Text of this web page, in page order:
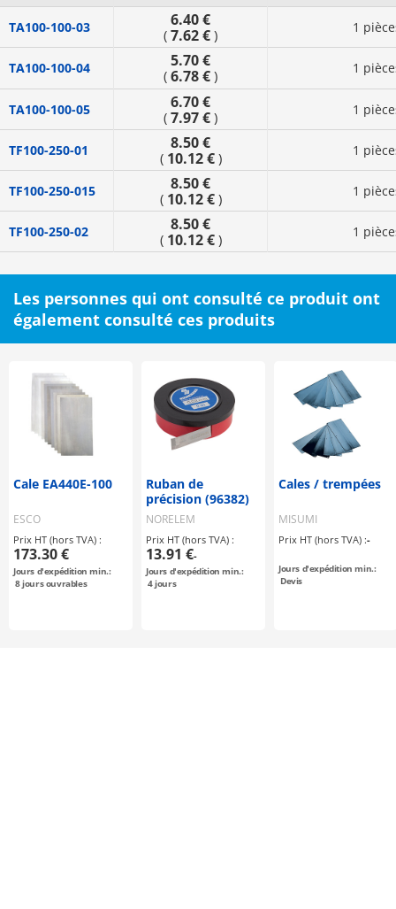
TA100-100-03 6.40 €
( 7.62 € ) 1
TA100-100-04 5.70 €
( 6.78 € ) 1
TA100-100-05 6.70 €
( 7.97 € ) 1
TF100-250-01 8.50 €
( 10.12 €) 1
TF100-250-015 8.50 €
( 10.12 €) 1
TF100-250-02 8.50 €
( 10.12 €) 1
Les personnes qui ont consulté ce produit ont
également consulté ces produits
Cale EA440E-100
ESCO
Prix HT (hors TVA) :
173.30 €
Jours d'expédition min.:
8jours ouvrables
Ruban de
précision (96382)
NORELEM
Prix HT (hors TVA) :
13.91 €-
Jours d'expédition min.:
4jours
Cales / trempées
MISUMI
Prix HT (hors TVA) :-
Jours d'expédition min.:
Devis